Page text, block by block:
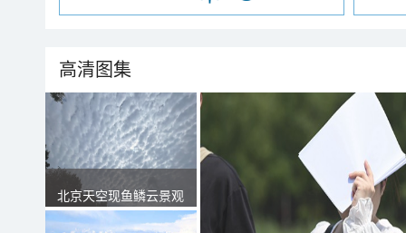
高清图集
北京天空现鱼鳞云景观